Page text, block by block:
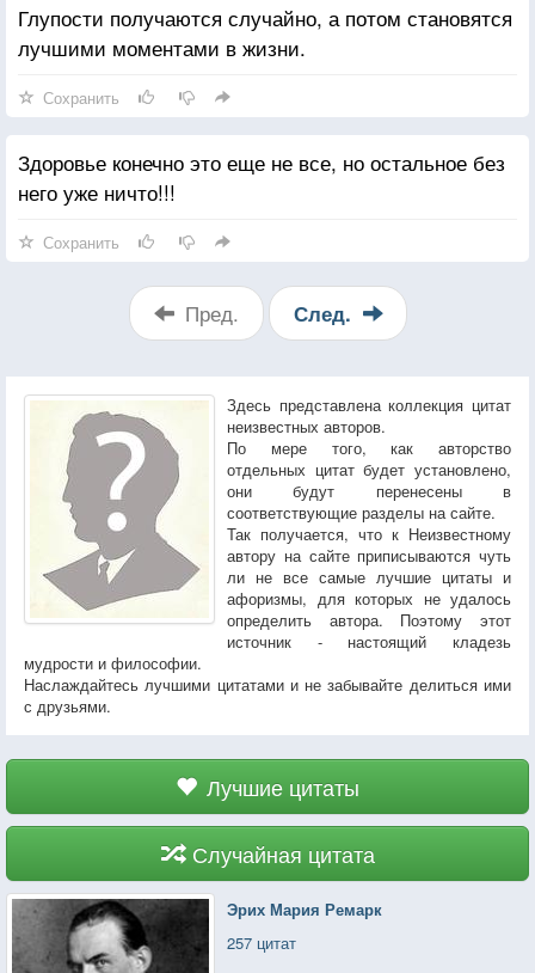
Глупости получаются случайно, а потом становятся
лучшими моментами в жизни.
Сохранить
Здоровье конечно это еще не все, но остальное без
него уже ничто!!!
Сохранить
Пред. След.
Здесь представлена коллекция цитат
неизвестных авторов.
По мере того, как авторство
отдельных цитат будет установлено,
они будут перенесены в
соответствующие разделы на сайте.
Так получается, что к Неизвестному
автору на сайте приписываются чуть
ли не все самые лучшие цитаты и
афоризмы, для которых не удалось
определить автора. Поэтому этот
источник - настоящий кладезь
мудрости и философии.
Наслаждайтесь лучшими цитатами и не забывайте делиться ими
с друзьями.
Лучшие цитаты
Случайная цитата
Эрих Мария Ремарк
257 цитат